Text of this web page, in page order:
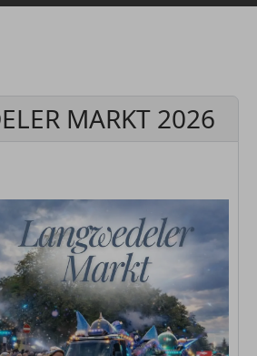
MARKT 2026